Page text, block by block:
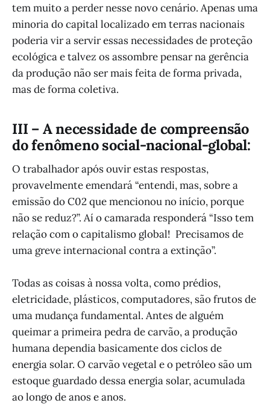
tem muito a perder nesse novo cenário. Apenas uma
minoria do capital localizado em terras nacionais
poderia vir a servir essas necessidades de proteção
ecológica e talvez os assombre pensar na gerência
da produção não ser mais feita de forma privada,
mas de forma coletiva.
III – A necessidade de compreensão
do fenômeno social-nacional-global:
O trabalhador após ouvir estas respostas,
provavelmente emendará “entendi, mas, sobre a
emissão do C02 que mencionou no início, porque
não se reduz?”. Aí o camarada responderá “Isso tem
relação com o capitalismo global! Precisamos de
uma greve internacional contra a extinção”.
Todas as coisas à nossa volta, como prédios,
eletricidade, plásticos, computadores, são frutos de
uma mudança fundamental. Antes de alguém
queimar a primeira pedra de carvão, a produção
humana dependia basicamente dos ciclos de
energia solar. O carvão vegetal e o petróleo são um
estoque guardado dessa energia solar, acumulada
ao longo de anos e anos.